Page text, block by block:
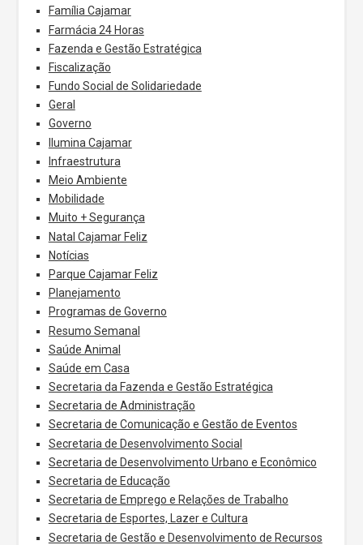
Família Cajamar
Farmácia 24 Horas
Fazenda e Gestão Estratégica
Fiscalização
Fundo Social de Solidariedade
Geral
Governo
Ilumina Cajamar
Infraestrutura
Meio Ambiente
Mobilidade
Muito + Segurança
Natal Cajamar Feliz
Notícias
Parque Cajamar Feliz
Planejamento
Programas de Governo
Resumo Semanal
Saúde Animal
Saúde em Casa
Secretaria da Fazenda e Gestão Estratégica
Secretaria de Administração
Secretaria de Comunicação e Gestão de Eventos
Secretaria de Desenvolvimento Social
Secretaria de Desenvolvimento Urbano e Econômico
Secretaria de Educação
Secretaria de Emprego e Relações de Trabalho
Secretaria de Esportes, Lazer e Cultura
Secretaria de Gestão e Desenvolvimento de Recursos